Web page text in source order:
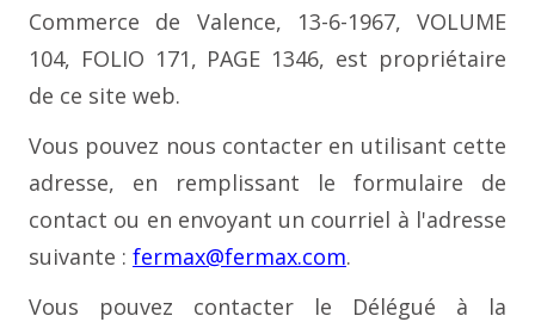
Commerce de Valence, 13-6-1967, VOLUME
104, FOLIO 171, PAGE 1346, est propriétaire
de ce site web.
Vous pouvez nous contacter en utilisant cette
adresse, en remplissant le formulaire de
contact ou en envoyant un courriel à l'adresse
suivante : fermax@fermax.com.
Vous pouvez contacter le Délégué à la